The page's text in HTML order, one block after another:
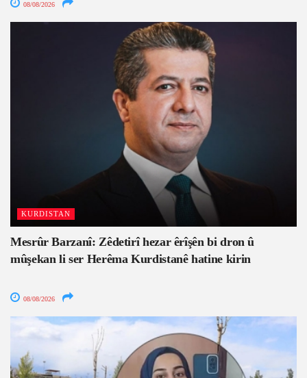
08/08/2026
KURDISTAN
Mesrûr Barzanî: Zêdetirî hezar êrîşên bi dron û
mûşekan li ser Herêma Kurdistanê hatine kirin
08/08/2026